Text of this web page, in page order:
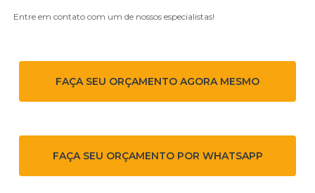
Entre em contato com um de nossos especialistas!
FAÇA SEU ORÇAMENTO AGORA MESMO
FAÇA SEU ORÇAMENTO POR WHATSAPP